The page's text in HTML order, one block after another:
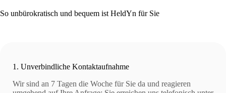
So unbürokratisch und bequem ist HeldYn für Sie
1. Unverbindliche Kontaktaufnahme
Wir sind an 7 Tagen die Woche für Sie da und reagieren